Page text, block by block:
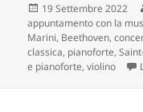
Scritto
il
19 Settembre 2022
appuntamento con la
Marini, Beethoven,
classica, pianoforte,
e pianoforte,violino